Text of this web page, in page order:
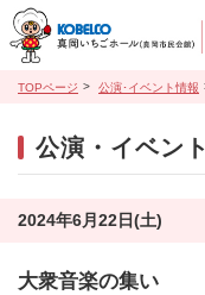
TOPページ 公演･イベント情報
公演・イベン
2024年6月22日(土)
大衆音楽の集い